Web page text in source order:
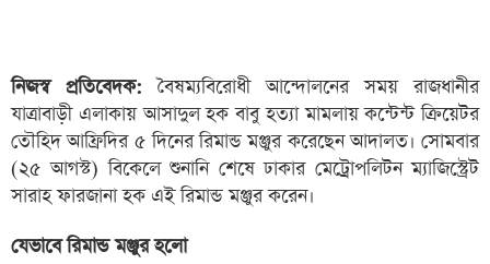
নিজস্ব প্রতিবেদক: বৈষম্যবিরোধী আন্দোলনের সময় রাজধানীর
যাত্রাবাড়ী এলাকায় আসাদুল হক বাবু হত্যা মামলায় কন্টেন্ট ক্রিয়েটর
তৌহিদ আফ্রিদির ৫ দিনের রিমান্ড মঞ্জুর করেছেন আদালত। সোমবার
(২৫ আগস্ট) বিকেলে শুনানি শেষে ঢাকার মেট্রোপলিটন ম্যাজিস্ট্রেট
সারাহ ফারজানা হক এই রিমান্ড মঞ্জুর করেন।
যেভাবে রিমান্ড মঞ্জুর হলো